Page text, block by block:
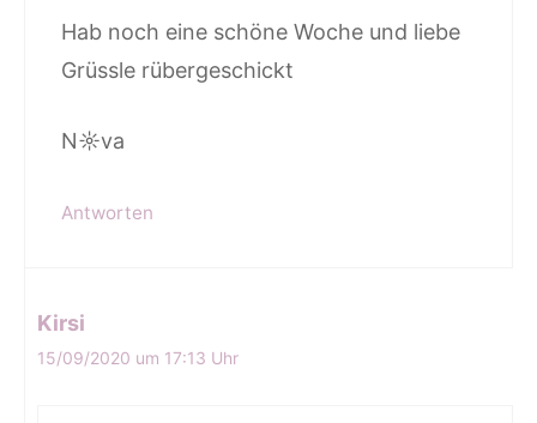
Hab noch eine schöne Woche und liebe
Grüssle rübergeschickt
N☼va
Antworten
Kirsi
15/09/2020 um 17:13 Uhr